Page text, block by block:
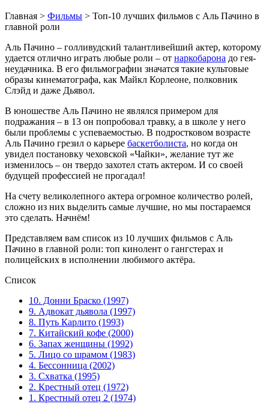
Главная > Фильмы > Топ-10 лучших фильмов с Аль Пачино в
главной роли
Аль Пачино – голливудский талантливейший актер, которому
удается отлично играть любые роли – от наркобарона до гея-
неудачника. В его фильмографии значатся такие культовые
образы кинематографа, как Майкл Корлеоне, полковник
Слэйд и даже Дьявол.
В юношестве Аль Пачино не являлся примером для
подражания – в 13 он попробовал травку, а в школе у него
были проблемы с успеваемостью. В подростковом возрасте
Аль Пачино грезил о карьере баскетболиста, но когда он
увидел постановку чеховской «Чайки», желание тут же
изменилось – он твердо захотел стать актером. И со своей
будущей профессией не прогадал!
На счету великолепного актера огромное количество ролей,
сложно из них выделить самые лучшие, но мы постараемся
это сделать. Начнём!
Представляем вам список из 10 лучших фильмов с Аль
Пачино в главной роли: топ кинолент о гангстерах и
полицейских в исполнении любимого актёра.
Список
10. Донни Браско (1997)
9. Адвокат дьявола (1997)
8. Путь Карлито (1993)
7. Китайский кофе (2000)
6. Запах женщины (1992)
5. Лицо со шрамом (1983)
4. Бессонница (2002)
3. Схватка (1995)
2. Крестный отец (1972)
1. Крестный отец 2 (1974)